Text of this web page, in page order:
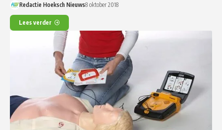
Redactie Hoeksch Nieuws8 oktober 2018
Lees verder